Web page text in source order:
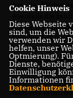
bzw. der BV den
dieser
Darüber soll die
Einführung eines
zuständigen
Verbesserung
Einwohnern so
wird von Teilen
Cookie Hinweis
Diese Webseite
sind, um die
verwenden wir
helfen, unser
Optmierung).
Dienste,
Einwilligung
Informationen